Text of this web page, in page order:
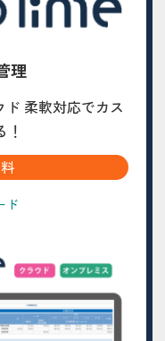
理
柔軟対応でカス
ド